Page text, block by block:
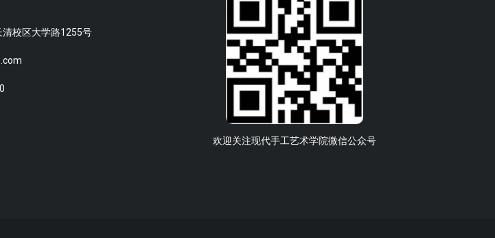
清校区大学路1255号
欢迎关注现代手工艺术学院微信公众号